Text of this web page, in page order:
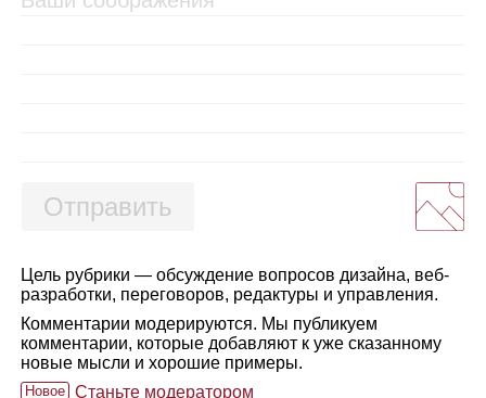
Отправить
Цель рубрики — обсуждение вопросов дизайна, веб-
разработки, переговоров, редактуры и управления.
Комментарии модерируются. Мы публикуем
комментарии, которые добавляют к уже сказанному
новые мысли и хорошие примеры.
Новое Станьте модератором